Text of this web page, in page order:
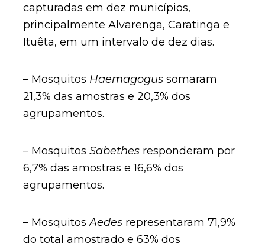
capturadas em dez municípios,
principalmente Alvarenga, Caratinga e
Ituêta, em um intervalo de dez dias.
– Mosquitos Haemagogus somaram
21,3% das amostras e 20,3% dos
agrupamentos.
– Mosquitos Sabethes responderam por
6,7% das amostras e 16,6% dos
agrupamentos.
– MosquitosAedesrepresentaram 71,9%
do total amostrado e 63% dos